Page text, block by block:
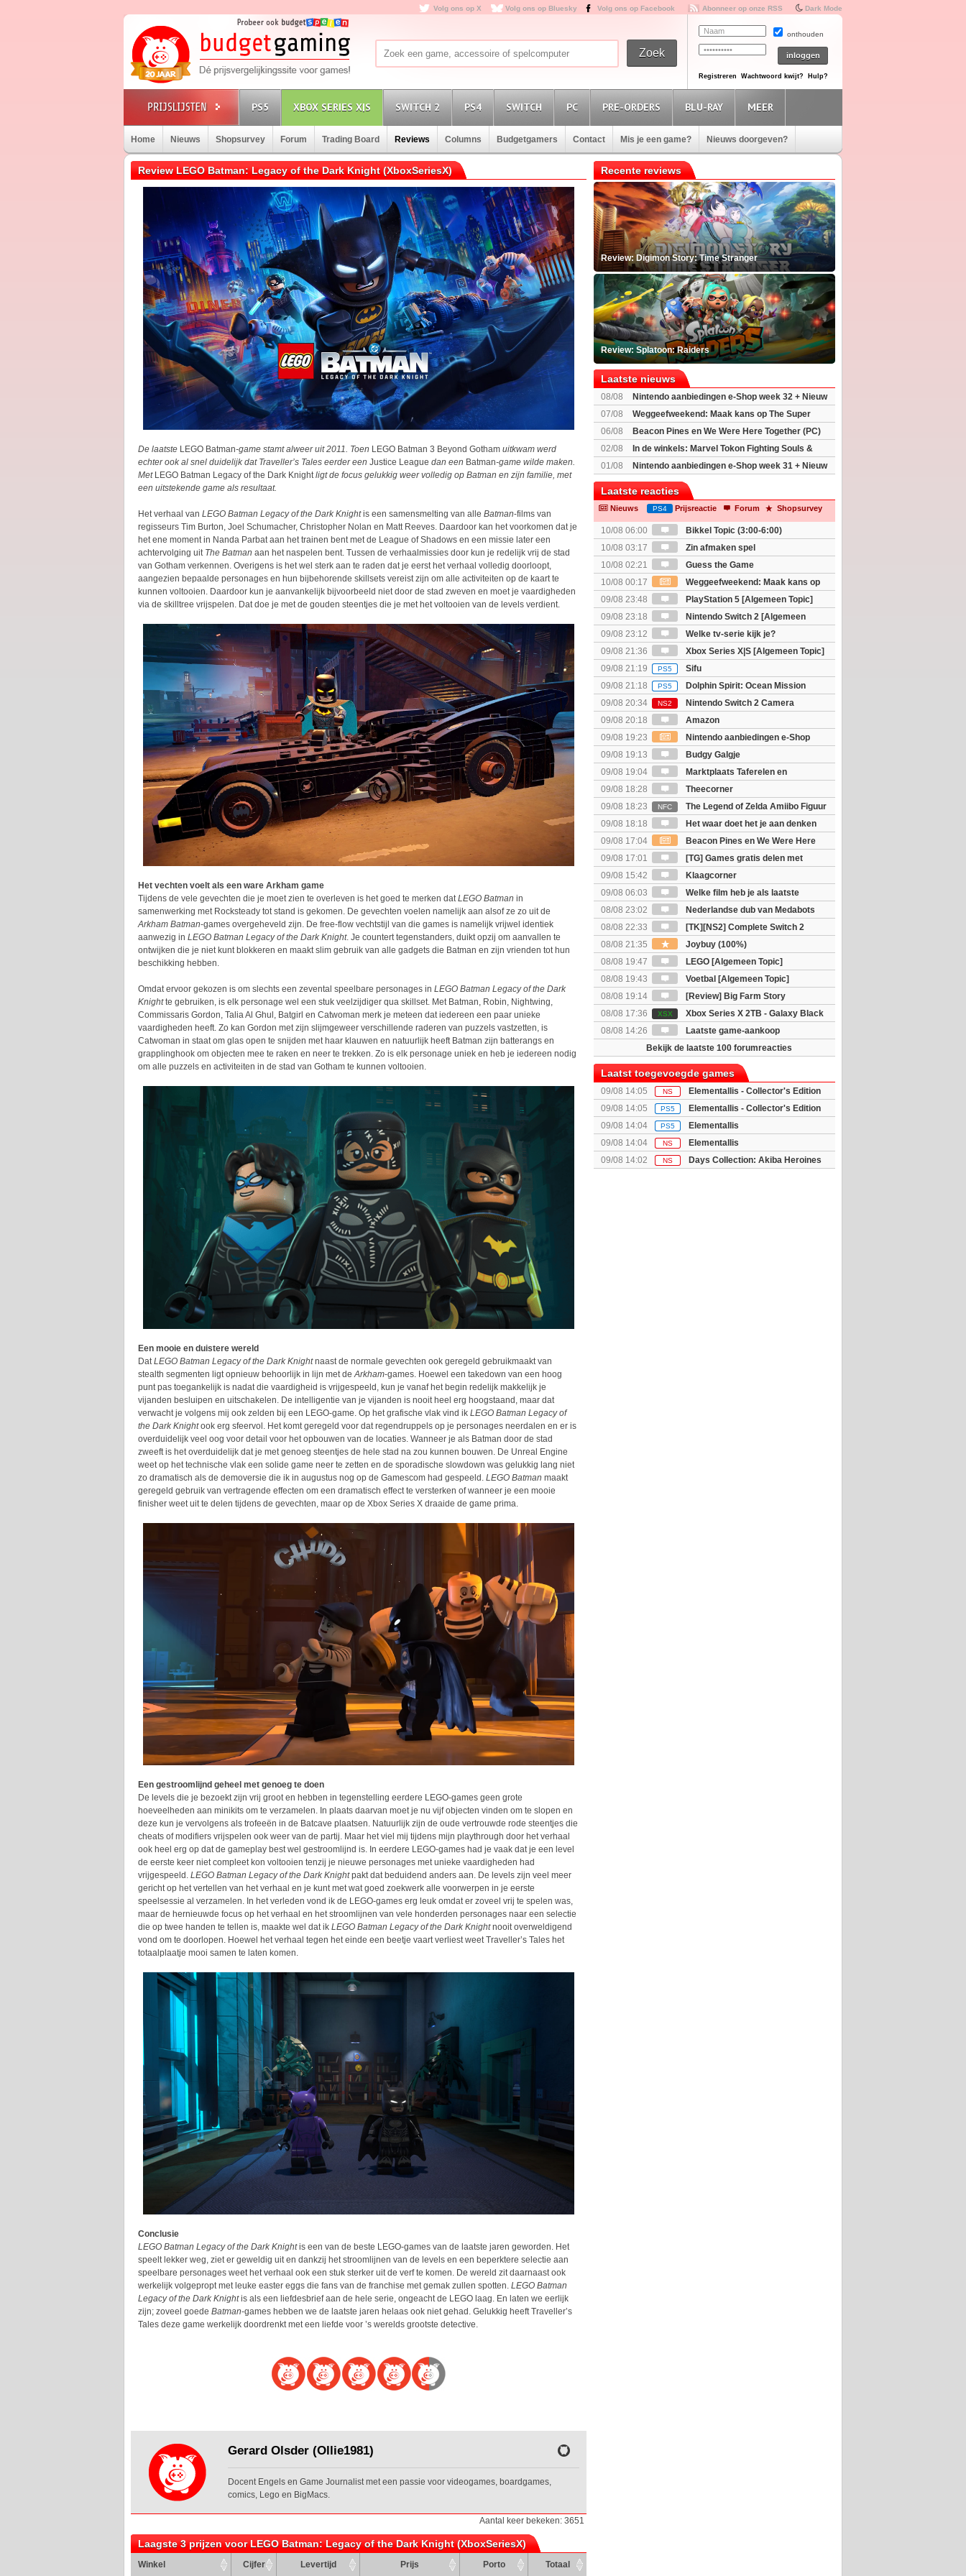
Volg ons op X Volg ons op Bluesky Volg ons op Facebook Abonneer op onze RSS Dark Mode
onthouden
Registreren Wachtwoord kwijt? Hulp?
PS5 XBOX SERIES X|S SWITCH 2 PS4 SWITCH PC PRE-ORDERS BLU-RAY MEER
Home Nieuws Shopsurvey Forum Trading Board Reviews Columns Budgetgamers Contact Mis je een game? Nieuws doorgeven?
Review LEGO Batman: Legacy of the Dark Knight (XboxSeriesX)
De laatste LEGO Batman-game stamt alweer uit 2011. Toen LEGO Batman 3 Beyond Gotham uitkwam werd
echter ook al snel duidelijk dat Traveller’s Tales eerder een Justice League dan een Batman-game wilde maken.
Met LEGO Batman Legacy of the Dark Knight ligt de focus gelukkig weer volledig op Batman en zijn familie, met
een uitstekende game als resultaat.
Het verhaal van LEGO Batman Legacy of the Dark Knightis een samensmelting van alle Batman-films van
regisseurs Tim Burton, Joel Schumacher, Christopher Nolan en Matt Reeves. Daardoor kan het voorkomen dat je
het ene moment in Nanda Parbat aan het trainen bent met de League of Shadows en een missie later een
achtervolging uit The Batman aan het naspelen bent. Tussen de verhaalmissies door kun je redelijk vrij de stad
van Gotham verkennen. Overigens is het wel sterk aan te raden dat je eerst het verhaal volledig doorloopt,
aangezien bepaalde personages en hun bijbehorende skillsets vereist zijn om alle activiteiten op de kaart te
kunnen voltooien. Daardoor kun je aanvankelijk bijvoorbeeld niet door de stad zweven en moet je vaardigheden
via de skilltree vrijspelen. Dat doe je met de gouden steentjes die je met het voltooien van de levels verdient.
Het vechten voelt als een ware Arkham game
Tijdens de vele gevechten die je moet zien te overleven is het goed te merken datLEGO Batman in
samenwerking met Rocksteady tot stand is gekomen. De gevechten voelen namelijk aan alsof ze zo uit de
Arkham Batman-games overgeheveld zijn. De free-flow vechtstijl van die games is namelijk vrijwel identiek
aanwezig in LEGO Batman Legacy of the Dark Knight. Je countert tegenstanders, duikt opzij om aanvallen te
ontwijken die je niet kunt blokkeren en maakt slim gebruik van alle gadgets die Batman en zijn vrienden tot hun
beschikking hebben.
Omdat ervoor gekozen is om slechts een zevental speelbare personages in LEGO Batman Legacy of the Dark
Knightte gebruiken, is elk personage wel een stuk veelzijdiger qua skillset. Met Batman, Robin, Nightwing,
Commissaris Gordon, Talia Al Ghul, Batgirl en Catwoman merk je meteen dat iedereen een paar unieke
vaardigheden heeft. Zo kan Gordon met zijn slijmgeweer verschillende raderen van puzzels vastzetten, is
Catwoman in staat om glas open te snijden met haar klauwen en natuurlijk heeft Batman zijn batterangs en
grapplinghook om objecten mee te raken en neer te trekken. Zo is elk personage uniek en heb je iedereen nodig
om alle puzzels en activiteiten in de stad van Gotham te kunnen voltooien.
Een mooie en duistere wereld
Dat LEGO Batman Legacy of the Dark Knightnaast de normale gevechten ook geregeld gebruikmaakt van
stealth segmenten ligt opnieuw behoorlijk in lijn met de Arkham-games. Hoewel een takedown van een hoog
punt pas toegankelijk is nadat die vaardigheid is vrijgespeeld, kun je vanaf het begin redelijk makkelijk je
vijanden besluipen en uitschakelen. De intelligentie van je vijanden is nooit heel erg hoogstaand, maar dat
verwacht je volgens mij ook zelden bij een LEGO-game. Op het grafische vlak vind ik LEGO Batman Legacy of
the Dark Knightook erg sfeervol. Het komt geregeld voor dat regendruppels op je personages neerdalen en er is
overduidelijk veel oog voor detail voor het opbouwen van de locaties. Wanneer je als Batman door de stad
zweeft is het overduidelijk dat je met genoeg steentjes de hele stad na zou kunnen bouwen. De Unreal Engine
weet op het technische vlak een solide game neer te zetten en de sporadische slowdown was gelukkig lang niet
zo dramatisch als de demoversie die ik in augustus nog op de Gamescom had gespeeld. LEGO Batman maakt
geregeld gebruik van vertragende effecten om een dramatisch effect te versterken of wanneer je een mooie
finisher weet uit te delen tijdens de gevechten, maar op de Xbox Series X draaide de game prima.
Een gestroomlijnd geheel met genoeg te doen
De levels die je bezoekt zijn vrij groot en hebben in tegenstelling eerdere LEGO-games geen grote
hoeveelheden aan minikits om te verzamelen. In plaats daarvan moet je nu vijf objecten vinden om te slopen en
deze kun je vervolgens als trofeeën in de Batcave plaatsen. Natuurlijk zijn de oude vertrouwde rode steentjes die
cheats of modifiers vrijspelen ook weer van de partij. Maar het viel mij tijdens mijn playthrough door het verhaal
ook heel erg op dat de gameplay best wel gestroomlijnd is. In eerdere LEGO-games had je vaak dat je een level
de eerste keer niet compleet kon voltooien tenzij je nieuwe personages met unieke vaardigheden had
vrijgespeeld. LEGO Batman Legacy of the Dark Knightpakt dat beduidend anders aan. De levels zijn veel meer
gericht op het vertellen van het verhaal en je kunt met wat goed zoekwerk alle voorwerpen in je eerste
speelsessie al verzamelen. In het verleden vond ik de LEGO-games erg leuk omdat er zoveel vrij te spelen was,
maar de hernieuwde focus op het verhaal en het stroomlijnen van vele honderden personages naar een selectie
die op twee handen te tellen is, maakte wel dat ik LEGO Batman Legacy of the Dark Knightnooit overweldigend
vond om te doorlopen. Hoewel het verhaal tegen het einde een beetje vaart verliest weet Traveller’s Tales het
totaalplaatje mooi samen te laten komen.
Conclusie
LEGO Batman Legacy of the Dark Knightis een van de beste LEGO-games van de laatste jaren geworden. Het
speelt lekker weg, ziet er geweldig uit en dankzij het stroomlijnen van de levels en een beperktere selectie aan
speelbare personages weet het verhaal ook een stuk sterker uit de verf te komen. De wereld zit daarnaast ook
werkelijk volgepropt met leuke easter eggs die fans van de franchise met gemak zullen spotten. LEGO Batman
Legacy of the Dark Knightis als een liefdesbrief aan de hele serie, ongeacht de LEGO laag. En laten we eerlijk
zijn; zoveel goede Batman-games hebben we de laatste jaren helaas ook niet gehad. Gelukkig heeft Traveller’s
Tales deze game werkelijk doordrenkt met een liefde voor ’s werelds grootste detective.
Gerard Olsder (Ollie1981)
Docent Engels en Game Journalist met een passie voor videogames, boardgames,
comics, Lego en BigMacs.
Aantal keer bekeken: 3651
Laagste 3 prijzen voor LEGO Batman: Legacy of the Dark Knight (XboxSeriesX)
Winkel Cijfer Levertijd Prijs Porto Totaal
Recente reviews
Review: Digimon Story: Time Stranger
Review: Splatoon: Raiders
Laatste nieuws
08/08
Nintendo aanbiedingen e-Shop week 32 + Nieuw
voor Switch 2
07/08
Weggeefweekend: Maak kans op The Super
Mario Galaxy movie (2x)!
06/08
Beacon Pines en We Were Here Together (PC)
Gratis
02/08
In de winkels: Marvel Tokon Fighting Souls &
Beast of Reincarnation
01/08
Nintendo aanbiedingen e-Shop week 31 + Nieuw
Laatste reacties
Nieuws PS4 Prijsreactie Forum Shopsurvey
10/08 06:00
Bikkel Topic (3:00-6:00)
10/08 03:17
Zin afmaken spel
10/08 02:21
Guess the Game
10/08 00:17
Weggeefweekend: Maak kans op
The Super Mario Galaxy movie (2x)!
09/08 23:48
PlayStation 5 [Algemeen Topic]
09/08 23:18
Nintendo Switch 2 [Algemeen
Topic]
09/08 23:12
Welke tv-serie kijk je?
09/08 21:36
Xbox Series X|S [Algemeen Topic]
09/08 21:19
PS5
Sifu
09/08 21:18
PS5
Dolphin Spirit: Ocean Mission
09/08 20:34
NS2
Nintendo Switch 2 Camera
09/08 20:18
Amazon
09/08 19:23
Nintendo aanbiedingen e-Shop
week 32 + Nieuw voor Switch 2
09/08 19:13
Budgy Galgje
09/08 19:04
Marktplaats Taferelen en
Anekdotes (Koper/ Verkoper) :D
09/08 18:28
Theecorner
09/08 18:23
NFC
The Legend of Zelda Amiibo Figuur
Riju (Tears of the Kingdom)
09/08 18:18
Het waar doet het je aan denken
spel! (3 posts wachten!)
09/08 17:04
Beacon Pines en We Were Here
Together (PC) Gratis
09/08 17:01
[TG] Games gratis delen met
elkaar.
09/08 15:42
Klaagcorner
09/08 06:03
Welke film heb je als laatste
gezien?
08/08 23:02
Nederlandse dub van Medabots
binnenkort geheel online...?
08/08 22:33
[TK][NS2] Complete Switch 2
collectie
08/08 21:35
Joybuy (100%)
08/08 19:47
LEGO [Algemeen Topic]
08/08 19:43
Voetbal [Algemeen Topic]
08/08 19:14
[Review] Big Farm Story
(uitgespeeld op SteamDeck)
08/08 17:36 XSX
Xbox Series X 2TB - Galaxy Black
Special Edition
08/08 14:26
Laatste game-aankoop
Bekijk de laatste 100 forumreacties
Laatst toegevoegde games
09/08 14:05 NS
Elementallis - Collector's Edition
09/08 14:05
PS5
Elementallis - Collector's Edition
09/08 14:04
PS5
Elementallis
09/08 14:04
NS
Elementallis
09/08 14:02
NS
Days Collection: Akiba Heroines